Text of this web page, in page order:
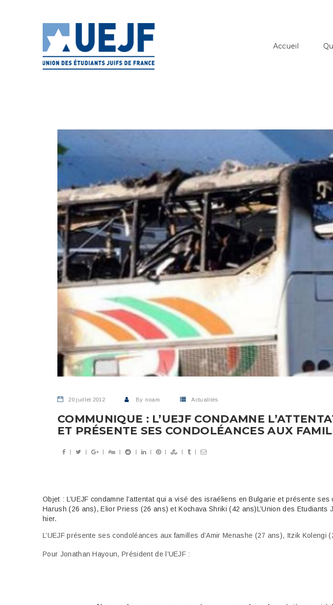
Accueil
20 juillet 2012 By noam Actualités
COMMUNIQUE : L’UEJF CONDAMNE
ET PRÉSENTE SES CONDOLÉANCES AUX
Objet : L’UEJF condamne l’attentat qui a visé des israéliens en Bulgarie et présente
Harush (26 ans), Elior Priess (26 ans) et Kochava Shriki (42 ans)L’Union des
hier.
L’UEJF présente ses condoléances aux familles d’Amir Menashe (27 ans), Itzik
Pour Jonathan Hayoun, Président de l’UEJF :